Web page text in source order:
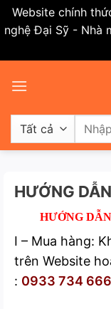
Website chính
nghệ Đại Sỹ - Nhà
qua
dung
Tìm
kiếm:
HƯỚNG
HƯỚNG
I – Mua hàng:
trên Website
: 0933 734 666